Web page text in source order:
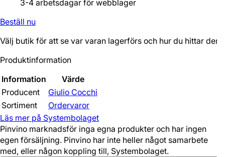
3-4 arbetsdagar för webblager
Beställ nu
Välj butik för att se var varan lagerförs och hur du hittar den.
Produktinformation
Information
Värde
Producent
Giulio Cocchi
Sortiment
Ordervaror
Läs mer på Systembolaget
Pinvino marknadsför inga egna produkter och har ingen
egen försäljning. Pinvino har inte heller något samarbete
med, eller någon koppling till, Systembolaget.